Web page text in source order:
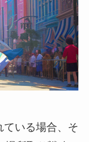
ている場合、そ